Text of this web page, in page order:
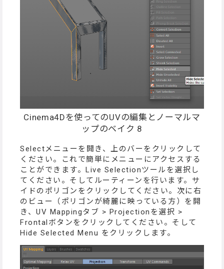
Cinema4Dを使ってのUVの編集とノーマルマ
ップのベイク 8
Selectメニューを開き、上のバーをクリックして
ください。これで簡単にメニューにアクセスする
ことができます。Live Selectionツールを選択し
てください。そしてルーティーンを行います。サ
イドのポリゴンをクリックしてください。次に右
のビュー（ポリゴンが綺麗に映っている方）を開
き、UV Mappingタブ > Projectionを選択 >
Frontalボタンをクリックしてください。そして
Hide Selected Menu をクリックします。